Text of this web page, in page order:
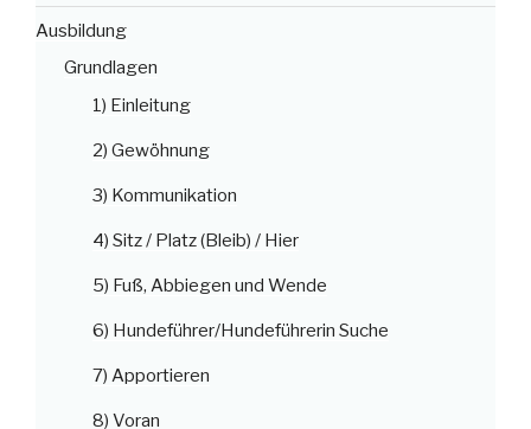
Ausbildung
Grundlagen
1) Einleitung
2) Gewöhnung
3) Kommunikation
4) Sitz / Platz (Bleib) / Hier
5) Fuß, Abbiegen und Wende
6) Hundeführer/Hundeführerin Suche
7) Apportieren
8) Voran